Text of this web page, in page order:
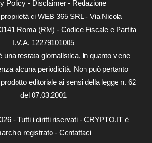
Policy - Disclaimer - Redazione
di WEB 365 SRL - Via Nicola
Roma (RM) - Codice Fiscale e Partita
I.V.A. 12279101005
una testata giornalistica, in quanto viene
alcuna periodicità. Non può pertanto
editoriale ai sensi della legge n. 62
del 07.03.2001
- Tutti i diritti riservati - CRYPTO.IT è
registrato - Contattaci